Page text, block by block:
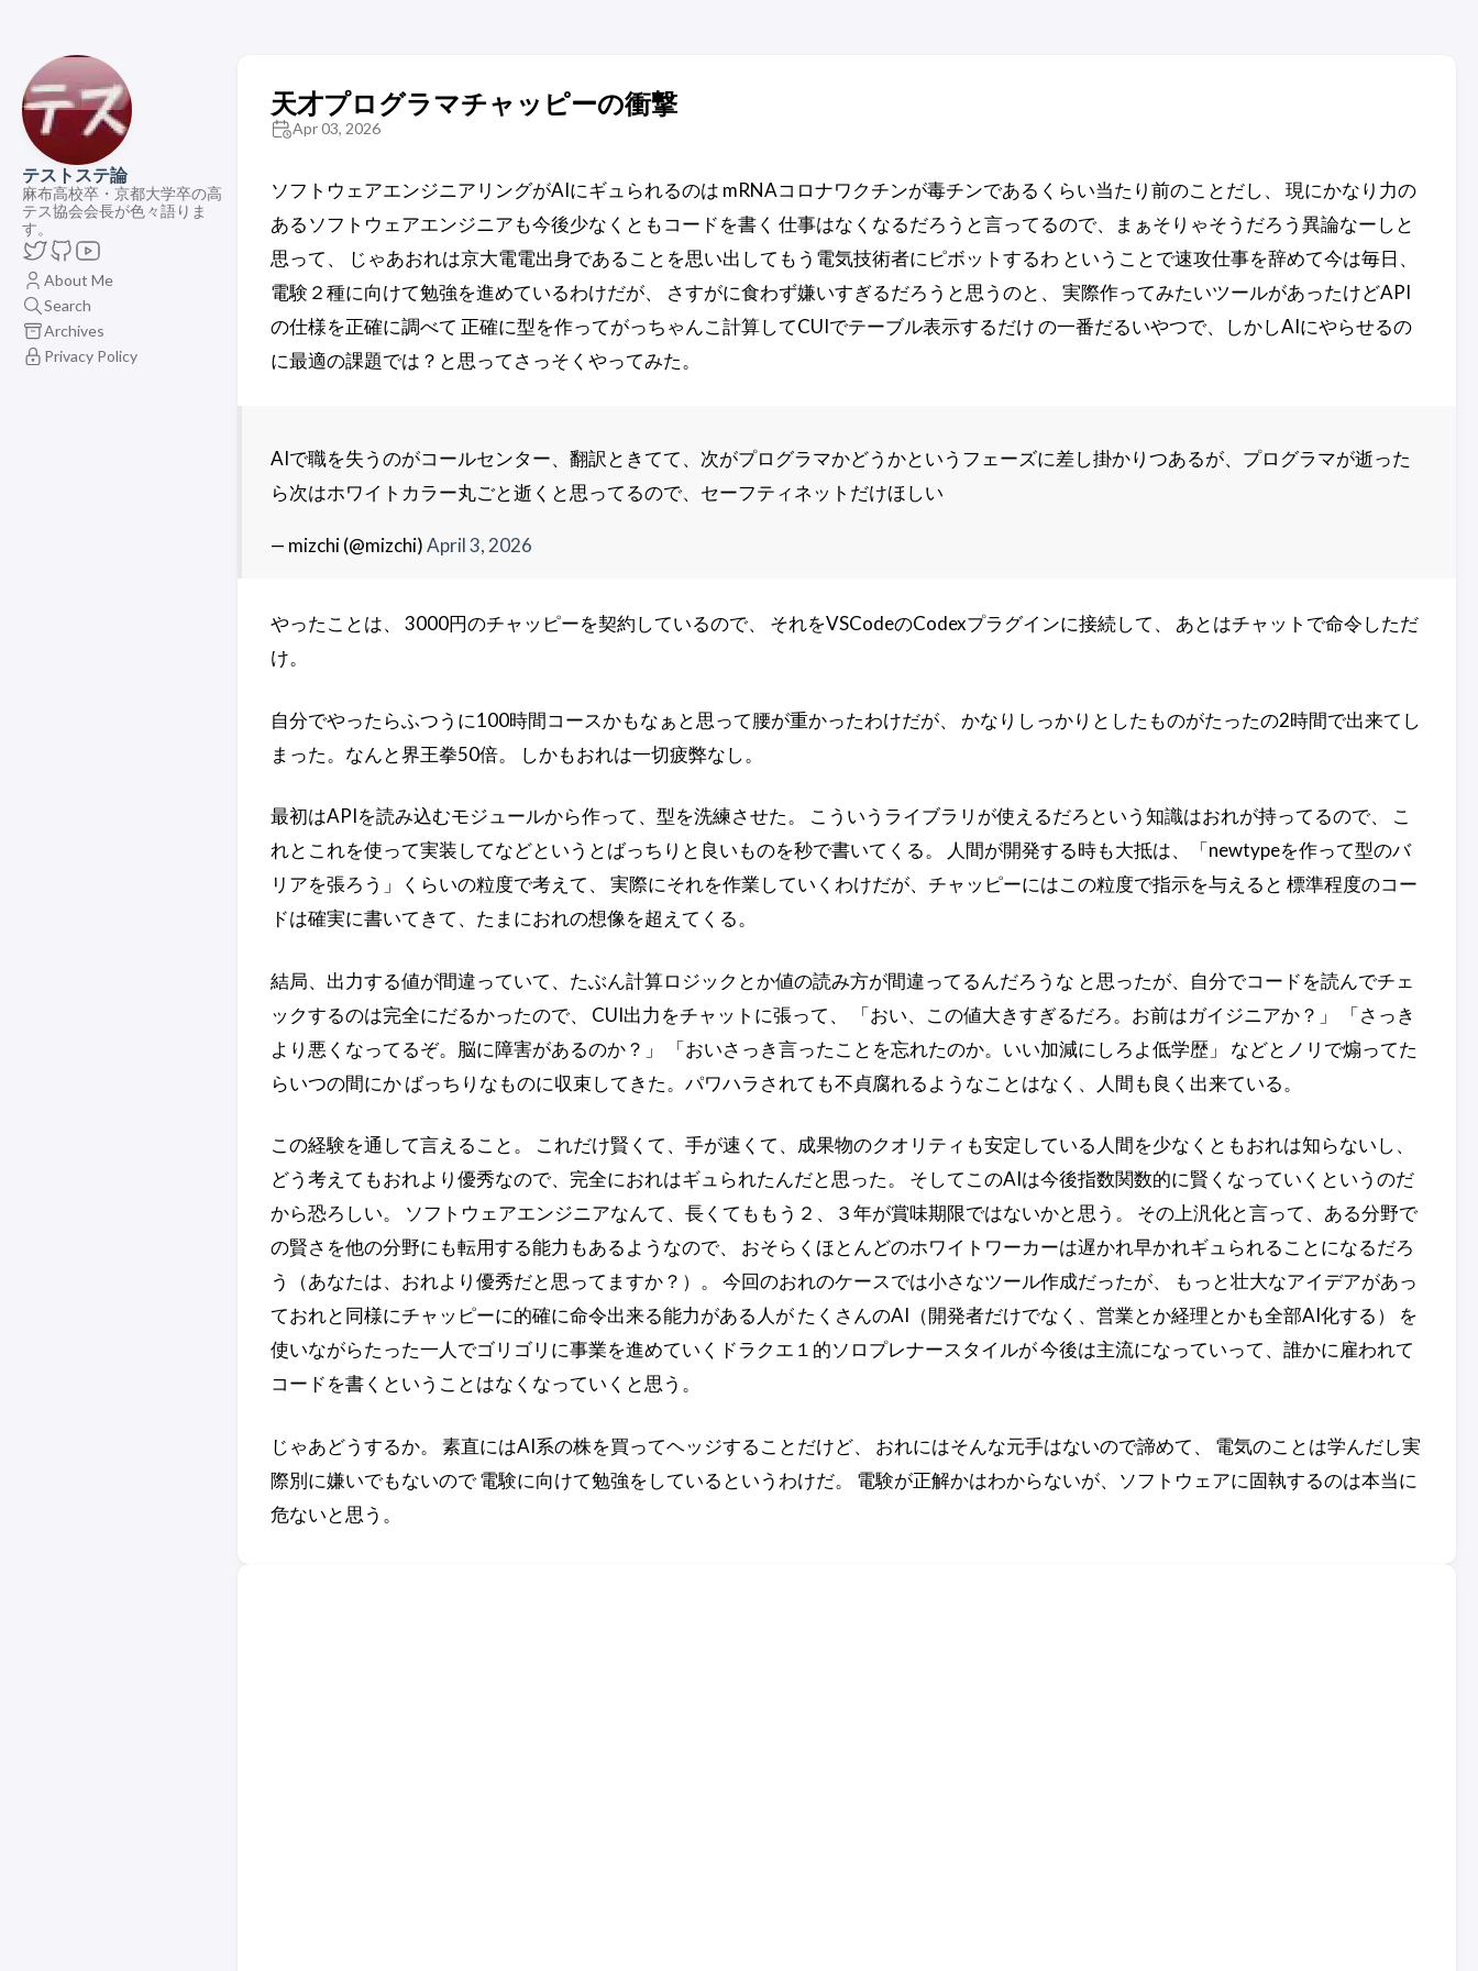
テストステ論
麻布高校卒・京都大学卒の高
テス協会会長が色々語りま
す。
About Me
Search
Archives
Privacy Policy
天才プログラマチャッピーの衝撃
Apr 03, 2026
ソフトウェアエンジニアリングがAIにギュられるのは mRNAコロナワクチンが毒チンであるくらい当たり前のことだし、 現にかなり力の
あるソフトウェアエンジニアも今後少なくともコードを書く 仕事はなくなるだろうと言ってるので、まぁそりゃそうだろう異論なーしと
思って、 じゃあおれは京大電電出身であることを思い出してもう電気技術者にピボットするわ ということで速攻仕事を辞めて今は毎日、
電験２種に向けて勉強を進めているわけだが、 さすがに食わず嫌いすぎるだろうと思うのと、 実際作ってみたいツールがあったけどAPI
の仕様を正確に調べて 正確に型を作ってがっちゃんこ計算してCUIでテーブル表示するだけ の一番だるいやつで、しかしAIにやらせるの
に最適の課題では？と思ってさっそくやってみた。
AIで職を失うのがコールセンター、翻訳ときてて、次がプログラマかどうかというフェーズに差し掛かりつあるが、プログラマが逝った
ら次はホワイトカラー丸ごと逝くと思ってるので、セーフティネットだけほしい
— mizchi (@mizchi)April 3, 2026
やったことは、 3000円のチャッピーを契約しているので、 それをVSCodeのCodexプラグインに接続して、 あとはチャットで命令しただ
け。
自分でやったらふつうに100時間コースかもなぁと思って腰が重かったわけだが、 かなりしっかりとしたものがたったの2時間で出来てし
まった。なんと界王拳50倍。 しかもおれは一切疲弊なし。
最初はAPIを読み込むモジュールから作って、型を洗練させた。 こういうライブラリが使えるだろという知識はおれが持ってるので、 こ
れとこれを使って実装してなどというとばっちりと良いものを秒で書いてくる。 人間が開発する時も大抵は、「newtypeを作って型のバ
リアを張ろう」くらいの粒度で考えて、 実際にそれを作業していくわけだが、チャッピーにはこの粒度で指示を与えると 標準程度のコー
ドは確実に書いてきて、たまにおれの想像を超えてくる。
結局、出力する値が間違っていて、たぶん計算ロジックとか値の読み方が間違ってるんだろうな と思ったが、自分でコードを読んでチェ
ックするのは完全にだるかったので、 CUI出力をチャットに張って、 「おい、この値大きすぎるだろ。お前はガイジニアか？」 「さっき
より悪くなってるぞ。脳に障害があるのか？」 「おいさっき言ったことを忘れたのか。いい加減にしろよ低学歴」 などとノリで煽ってた
らいつの間にか ばっちりなものに収束してきた。パワハラされても不貞腐れるようなことはなく、人間も良く出来ている。
この経験を通して言えること。 これだけ賢くて、手が速くて、成果物のクオリティも安定している人間を少なくともおれは知らないし、
どう考えてもおれより優秀なので、完全におれはギュられたんだと思った。 そしてこのAIは今後指数関数的に賢くなっていくというのだ
から恐ろしい。 ソフトウェアエンジニアなんて、長くてももう２、３年が賞味期限ではないかと思う。 その上汎化と言って、ある分野で
の賢さを他の分野にも転用する能力もあるようなので、 おそらくほとんどのホワイトワーカーは遅かれ早かれギュられることになるだろ
う（あなたは、おれより優秀だと思ってますか？）。 今回のおれのケースでは小さなツール作成だったが、 もっと壮大なアイデアがあっ
ておれと同様にチャッピーに的確に命令出来る能力がある人が たくさんのAI（開発者だけでなく、営業とか経理とかも全部AI化する） を
使いながらたった一人でゴリゴリに事業を進めていくドラクエ１的ソロプレナースタイルが 今後は主流になっていって、誰かに雇われて
コードを書くということはなくなっていくと思う。
じゃあどうするか。 素直にはAI系の株を買ってヘッジすることだけど、 おれにはそんな元手はないので諦めて、 電気のことは学んだし実
際別に嫌いでもないので 電験に向けて勉強をしているというわけだ。 電験が正解かはわからないが、ソフトウェアに固執するのは本当に
危ないと思う。